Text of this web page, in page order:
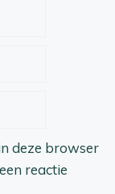
deze browser
reactie